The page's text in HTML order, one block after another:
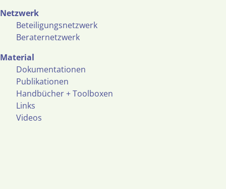
Netzwerk
Beteiligungsnetzwerk
Beraternetzwerk
Material
Dokumentationen
Publikationen
Handbücher + Toolboxen
Links
Videos